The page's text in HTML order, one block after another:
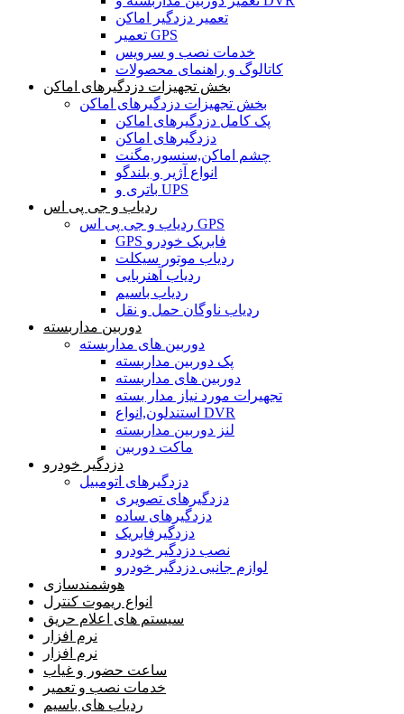
تعمیر دزدگیر اماکن
تعمیر GPS
خدمات نصب و سرویس
کاتالوگ و راهنمای محصولات
بخش تجهیزات دزدگیرهای اماکن
بخش تجهیزات دزدگیرهای اماکن
پک کامل دزدگیرهای اماکن
دزدگیرهای اماکن
چشم اماکن,سنسور,مگنت
انواع آژیر و بلندگو
باتری و UPS
ردیاب و جی پی اس
ردیاب و جی پی اس GPS
GPS فابریک خودرو
ردیاب موتور سیکلت
ردیاب آهنربایی
ردیاب باسیم
ردیاب ناوگان حمل و نقل
دوربین مداربسته
دوربین های مداربسته
پک دوربین مداربسته
دوربین های مداربسته
تجهیرات مورد نیاز مدار بسته
استندلون,انواع DVR
لنز دوربین مداربسته
ماکت دوربین
دزدگیر خودرو
دزدگیرهای اتومبیل
دزدگیرهای تصویری
دزدگیرهای ساده
دزدگیرفابریک
نصب دزدگیر خودرو
لوازم جانبی دزدگیر خودرو
هوشمندسازی
انواع ریموت کنترل
سیستم های اعلام حریق
نرم افزار
نرم افزار
ساعت حضور و غیاب
خدمات نصب و تعمیر
ردیاب های باسیم